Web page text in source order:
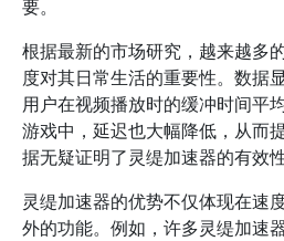
要。
根据最新的市场研究，越来越多
度对其日常生活的重要性。数据
用户在视频播放时的缓冲时间平
游戏中，延迟也大幅降低，从而
据无疑证明了灵缇加速器的有效性
灵缇加速器的优势不仅体现在速
外的功能。例如，许多灵缇加速